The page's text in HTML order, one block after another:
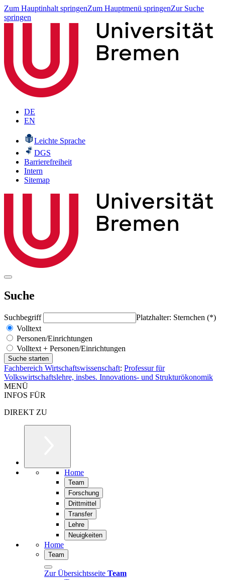
Zum Hauptinhalt springenZum Hauptmenü springenZur Suche
springen
DE
EN
Leichte Sprache
DGS
Barrierefreiheit
Intern
Sitemap
Suche
Suchbegriff
Platzhalter: Sternchen (*)
Volltext
Personen/Einrichtungen
Volltext + Personen/Einrichtungen
Fachbereich Wirtschaftswissenschaft: Professur für
Volkswirtschaftslehre, insbes. Innovations- und Strukturökonomik
MENÜ
INFOS FÜR
DIREKT ZU
Home
Team
Forschung
Drittmittel
Transfer
Lehre
Neuigkeiten
Home
Team
Zur Übersichtsseite Team